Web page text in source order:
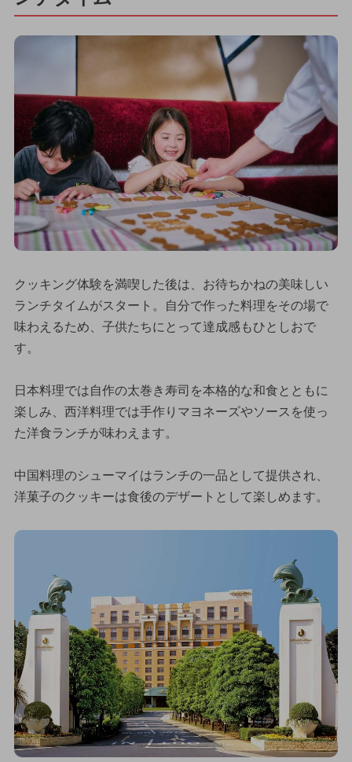
クッキング体験を満喫した後は、お待ちかねの美味しい
ランチタイムがスタート。自分で作った料理をその場で
味わえるため、子供たちにとって達成感もひとしおで
す。
日本料理では自作の太巻き寿司を本格的な和食とともに
楽しみ、西洋料理では手作りマヨネーズやソースを使っ
た洋食ランチが味わえます。
中国料理のシューマイはランチの一品として提供され、
洋菓子のクッキーは食後のデザートとして楽しめます。